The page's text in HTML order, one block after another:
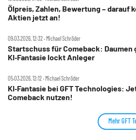
Ölpreis, Zahlen, Bewertung – darauf
Aktien jetzt an!
09.03.2026, 12:32 ‧ Michael Schröder
Startschuss für Comeback: Daumen
KI‑Fantasie lockt Anleger
05.03.2026, 12:12 ‧ Michael Schröder
KI‑Fantasie bei GFT Technologies:
Comeback nutzen!
Mehr GFT